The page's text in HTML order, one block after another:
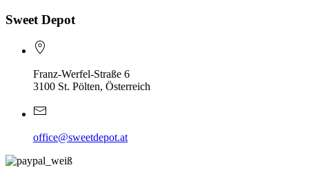
Sweet Depot
Franz-Werfel-Straße 6
3100 St. Pölten, Österreich
office@sweetdepot.at